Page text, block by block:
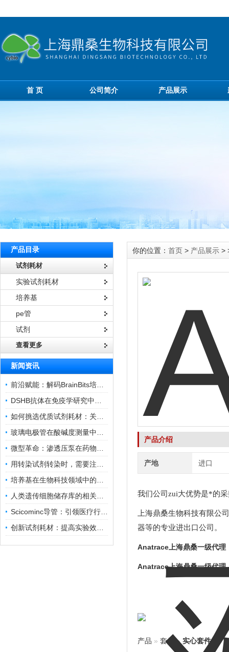
首 页 公司简介 产品展示
产品目录
试剂耗材
实验试剂耗材
培养基
pe管
试剂
查看更多
新闻资讯
你的位置： 首页 > 产品展示 >
产品介绍
产地 进口
我们公司zui大优势是*的
上海鼎桑生物科技有限公
器等的专业进出口公司。
Anatrace 上海鼎桑一级代理
Anatrace上海鼎桑一级代理
产品 » 套件 »实心套件